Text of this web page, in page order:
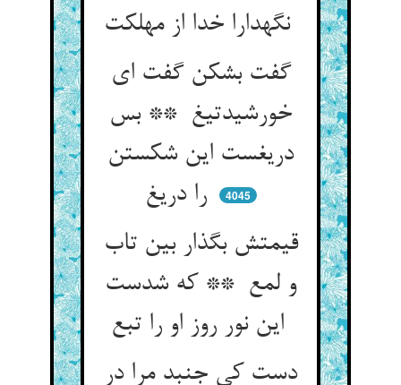
نگهدارا خدا از مهلکت
گفت بشکن گفت ای
خورشیدتیغ ** بس
دریغست این شکستن
را دریغ
4045
قیمتش بگذار بین تاب
و لمع ** که شدست
این نور روز او را تبع
دست کی جنبد مرا در